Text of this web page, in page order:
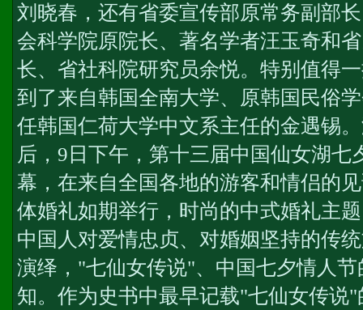
刘晓春，还有省委宣传部原常务副部
会科学院原院长、著名学者汪玉奇和
长、省社科院研究员余悦。特别值得
到了来自韩国全南大学、原韩国民俗
任韩国仁荷大学中文系主任的金遇锡
后，9日下午，第十三届中国仙女湖七
幕，在来自全国各地的游客和情侣的
体婚礼如期举行，时尚的中式婚礼主
中国人对爱情忠贞、对婚姻坚持的传
演绎，"七仙女传说"、中国七夕情人
知。作为史书中最早记载"七仙女传说